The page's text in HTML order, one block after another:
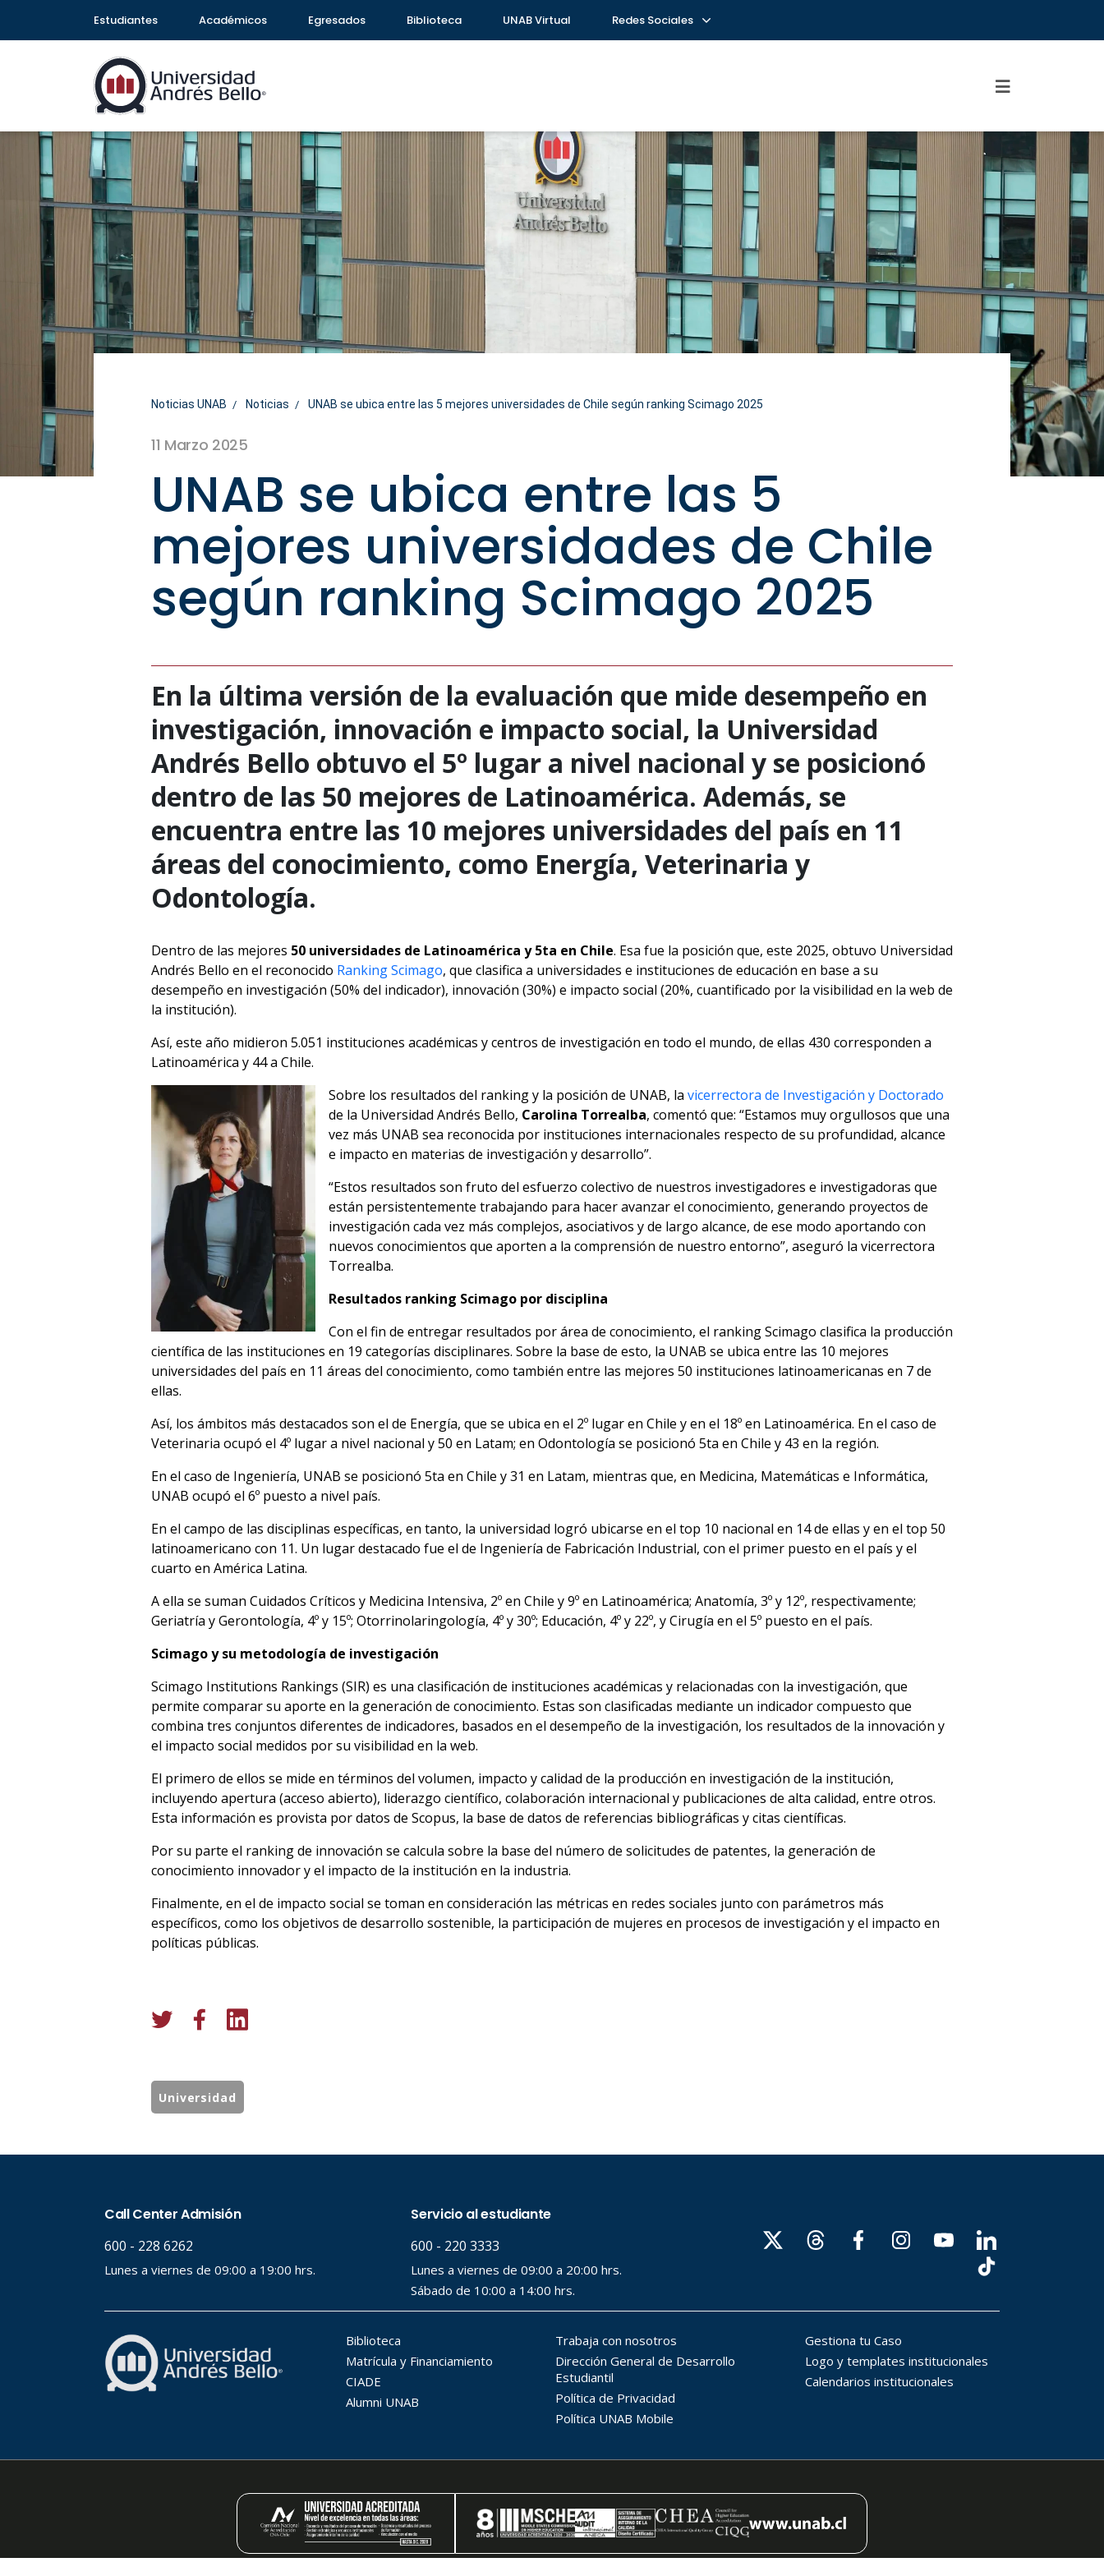
Estudiantes Académicos Egresados Biblioteca UNAB Virtual Redes Sociales
Noticias UNAB Noticias UNAB se ubica entre las 5 mejores universidades de Chile según ranking Scimago 2025
11 Marzo 2025
UNAB se ubica entre las 5
mejores universidades de Chile
según ranking Scimago 2025
En la última versión de la evaluación que mide desempeño en
investigación, innovación e impacto social, la Universidad
Andrés Bello obtuvo el 5º lugar a nivel nacional y se posicionó
dentro de las 50 mejores de Latinoamérica. Además, se
encuentra entre las 10 mejores universidades del país en 11
áreas del conocimiento, como Energía, Veterinaria y
Odontología.
Dentro de las mejores 50 universidades de Latinoamérica y 5ta en Chile. Esa fue la posición que, este 2025, obtuvo Universidad
Andrés Bello en el reconocido Ranking Scimago, que clasifica a universidades e instituciones de educación en base a su
desempeño en investigación (50% del indicador), innovación (30%) e impacto social (20%, cuantificado por la visibilidad en la web de
la institución).
Así, este año midieron 5.051 instituciones académicas y centros de investigación en todo el mundo, de ellas 430 corresponden a
Latinoamérica y 44 a Chile.
Sobre los resultados del ranking y la posición de UNAB, la vicerrectora de Investigación y Doctorado
de la Universidad Andrés Bello, Carolina Torrealba, comentó que: “Estamos muy orgullosos que una
vez más UNAB sea reconocida por instituciones internacionales respecto de su profundidad, alcance
e impacto en materias de investigación y desarrollo”.
“Estos resultados son fruto del esfuerzo colectivo de nuestros investigadores e investigadoras que
están persistentemente trabajando para hacer avanzar el conocimiento, generando proyectos de
investigación cada vez más complejos, asociativos y de largo alcance, de ese modo aportando con
nuevos conocimientos que aporten a la comprensión de nuestro entorno”, aseguró la vicerrectora
Torrealba.
Resultados ranking Scimago por disciplina
Con el fin de entregar resultados por área de conocimiento, el ranking Scimago clasifica la producción
científica de las instituciones en 19 categorías disciplinares. Sobre la base de esto, la UNAB se ubica entre las 10 mejores
universidades del país en 11 áreas del conocimiento, como también entre las mejores 50 instituciones latinoamericanas en 7 de
ellas.
Así, los ámbitos más destacados son el de Energía, que se ubica en el 2º lugar en Chile y en el 18º en Latinoamérica. En el caso de
Veterinaria ocupó el 4º lugar a nivel nacional y 50 en Latam; en Odontología se posicionó 5ta en Chile y 43 en la región.
En el caso de Ingeniería, UNAB se posicionó 5ta en Chile y 31 en Latam, mientras que, en Medicina, Matemáticas e Informática,
UNAB ocupó el 6º puesto a nivel país.
En el campo de las disciplinas específicas, en tanto, la universidad logró ubicarse en el top 10 nacional en 14 de ellas y en el top 50
latinoamericano con 11. Un lugar destacado fue el de Ingeniería de Fabricación Industrial, con el primer puesto en el país y el
cuarto en América Latina.
A ella se suman Cuidados Críticos y Medicina Intensiva, 2º en Chile y 9º en Latinoamérica; Anatomía, 3º y 12º, respectivamente;
Geriatría y Gerontología, 4º y 15º; Otorrinolaringología, 4º y 30º; Educación, 4º y 22º, y Cirugía en el 5º puesto en el país.
Scimago y su metodología de investigación
Scimago Institutions Rankings (SIR) es una clasificación de instituciones académicas y relacionadas con la investigación, que
permite comparar su aporte en la generación de conocimiento. Estas son clasificadas mediante un indicador compuesto que
combina tres conjuntos diferentes de indicadores, basados en el desempeño de la investigación, los resultados de la innovación y
el impacto social medidos por su visibilidad en la web.
El primero de ellos se mide en términos del volumen, impacto y calidad de la producción en investigación de la institución,
incluyendo apertura (acceso abierto), liderazgo científico, colaboración internacional y publicaciones de alta calidad, entre otros.
Esta información es provista por datos de Scopus, la base de datos de referencias bibliográficas y citas científicas.
Por su parte el ranking de innovación se calcula sobre la base del número de solicitudes de patentes, la generación de
conocimiento innovador y el impacto de la institución en la industria.
Finalmente, en el de impacto social se toman en consideración las métricas en redes sociales junto con parámetros más
específicos, como los objetivos de desarrollo sostenible, la participación de mujeres en procesos de investigación y el impacto en
políticas públicas.
Universidad